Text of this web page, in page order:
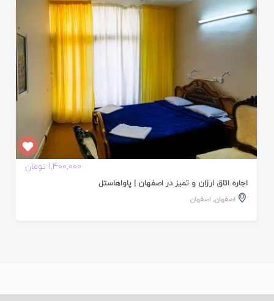
1,400,000 تومان
اجاره اتاق ارزان و تمیز در اصفهان | پاواهاستل
اصفهان, اصفهان